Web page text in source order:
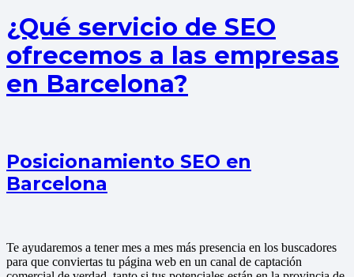
¿Qué servicio de SEO
ofrecemos a las empresas
en Barcelona?
Posicionamiento SEO en
Barcelona
Te ayudaremos a tener mes a mes más presencia en los buscadores
para que conviertas tu página web en un canal de captación